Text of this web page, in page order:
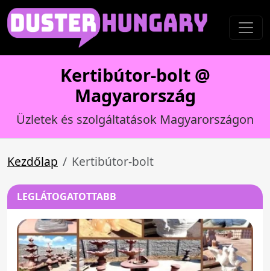
Kertibútor-bolt @
Magyarország
Üzletek és szolgáltatások Magyarországon
Kezdőlap Kertibútor-bolt
LEGLÁTOGATOTTABB